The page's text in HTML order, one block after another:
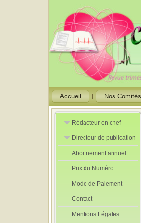
Accueil Nos Comités
Rédacteur en chef
Rédacteurs en
Chef Adjoint
Directeur de publication
Directeur de
publication
adjoint
Abonnement annuel
Prix du Numéro
Mode de Paiement
Contact
Mentions Légales